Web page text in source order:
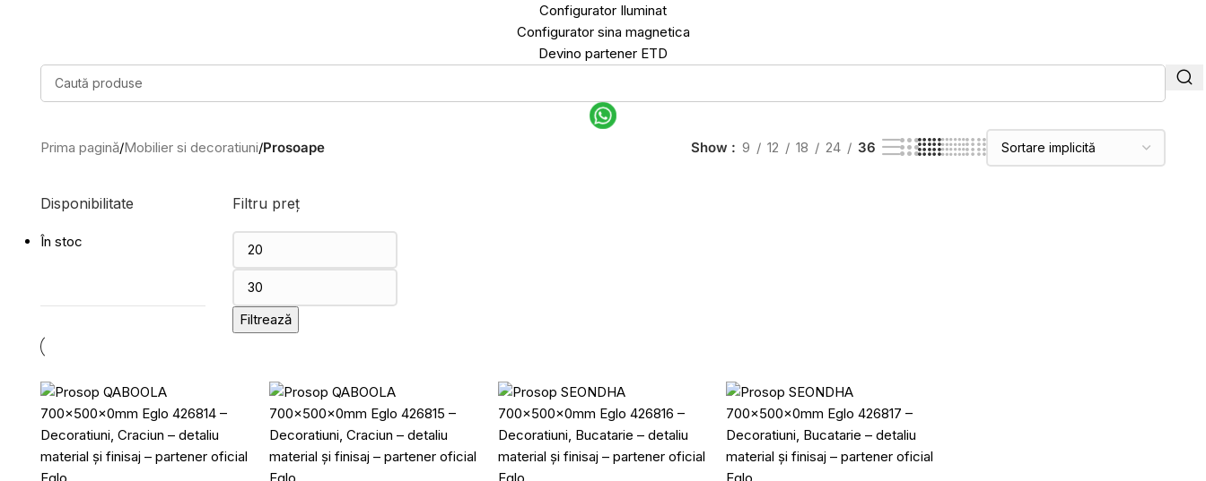
Configurator Iluminat
Configurator sina magnetica
Devino partener ETD
Prima pagină/Mobilier si decoratiuni/Prosoape Show 9 12 18 24 36
Disponibilitate
În stoc
Filtru preț
Filtrează